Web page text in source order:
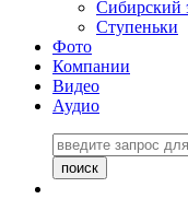
Сибирский
Ступеньки
Фото
Компании
Видео
Аудио